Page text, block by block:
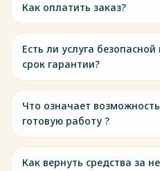
Как оплатить заказ?
Есть ли услуга
срок гарантии?
Что означает
готовую работу ?
Как вернуть средства за